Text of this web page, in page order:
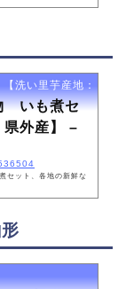
い里芋産地：県外
いも煮セ
外産】 –
セット、各地の新鮮な